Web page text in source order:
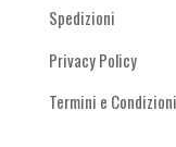
Spedizioni
Privacy Policy
Termini e Condizioni